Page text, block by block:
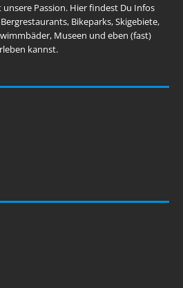
unsere Passion. Hier findest Du Infos
Bikeparks, Skigebiete,
Museen und eben (fast)
kannst.